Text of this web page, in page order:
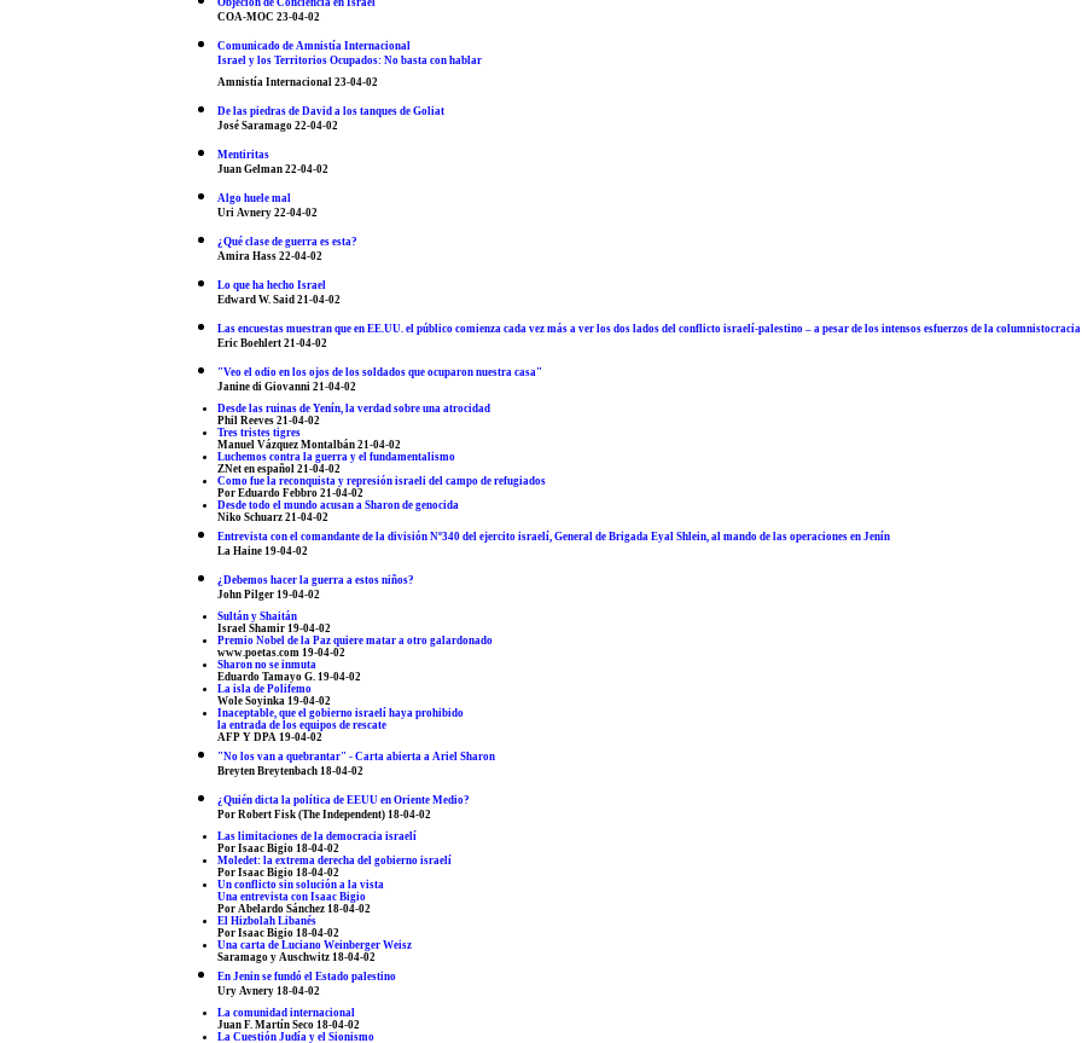
Objecion de Conciencia en Israel
COA-MOC 23-04-02
Comunicado de Amnistía Internacional
Israel y los Territorios Ocupados: No basta con hablar
Amnistía Internacional 23-04-02
De las piedras de David a los tanques de Goliat
José Saramago 22-04-02
Mentiritas
Juan Gelman 22-04-02
Algo huele mal
Uri Avnery 22-04-02
¿Qué clase de guerra es esta?
Amira Hass 22-04-02
Lo que ha hecho Israel
Edward W. Said 21-04-02
Las encuestas muestran que en EE.UU. el público comienza cada vez más a ver los dos lados del conflicto israelí-palestino – a pesar de los intensos esfuerzos de la
Eric Boehlert 21-04-02
"Veo el odio en los ojos de los soldados que ocuparon nuestra casa"
Janine di Giovanni 21-04-02
Desde las ruinas de Yenín, la verdad sobre una atrocidad
Phil Reeves 21-04-02
Tres tristes tigres
Manuel Vázquez Montalbán 21-04-02
Luchemos contra la guerra y el fundamentalismo
ZNet en español 21-04-02
Como fue la reconquista y represión israeli del campo de refugiados
Por Eduardo Febbro 21-04-02
Desde todo el mundo acusan a Sharon de genocida
Niko Schuarz 21-04-02
Entrevista con el comandante de la división Nº340 del ejercito israelí, General de Brigada Eyal Shlein, al mando de las operaciones en Jenín
La Haine 19-04-02
¿Debemos hacer la guerra a estos niños?
John Pilger 19-04-02
Sultán y Shaitán
Israel Shamir 19-04-02
Premio Nobel de la Paz quiere matar a otro galardonado
www.poetas.com 19-04-02
Sharon no se inmuta
Eduardo Tamayo G. 19-04-02
La isla de Polifemo
Wole Soyinka 19-04-02
Inaceptable, que el gobierno israelí haya prohibido
la entrada de los equipos de rescate
AFP Y DPA 19-04-02
"No los van a quebrantar" - Carta abierta a Ariel Sharon
Breyten Breytenbach 18-04-02
¿Quién dicta la política de EEUU en Oriente Medio?
Por Robert Fisk (The Independent) 18-04-02
Las limitaciones de la democracia israelí
Por Isaac Bigio 18-04-02
Moledet: la extrema derecha del gobierno israelí
Por Isaac Bigio 18-04-02
Un conflicto sin solución a la vista
Una entrevista con Isaac Bigio
Por Abelardo Sánchez 18-04-02
El Hizbolah Libanés
Por Isaac Bigio 18-04-02
Una carta de Luciano Weinberger Weisz
Saramago y Auschwitz 18-04-02
En Jenin se fundó el Estado palestino
Ury Avnery 18-04-02
La comunidad internacional
Juan F. Martín Seco 18-04-02
La Cuestión Judía y el Sionismo